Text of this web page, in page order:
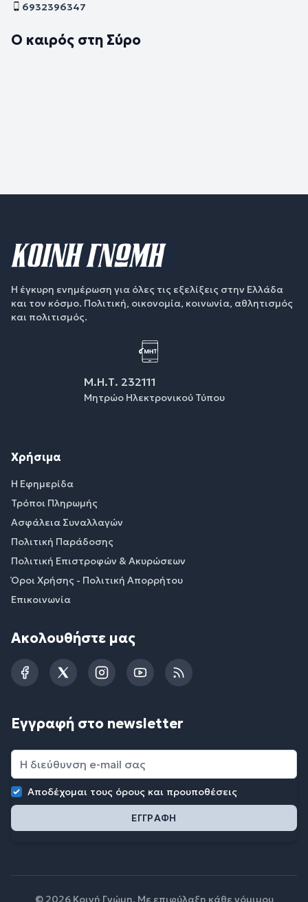
6932396347
Ο καιρός στη Σύρο
Η έγκυρη ενημέρωση για όλες τις εξελίξεις στην Ελλάδα
και τον κόσμο. Πολιτική, οικονομία, κοινωνία, αθλητισμός
και πολιτισμός.
Μ.Η.Τ. 232111
Μητρώο Ηλεκτρονικού Τύπου
Χρήσιμα
Η Εφημερίδα
Τρόποι Πληρωμής
Ασφάλεια Συναλλαγών
Πολιτική Παράδοσης
Πολιτική Επιστροφών & Ακυρώσεων
Όροι Χρήσης - Πολιτική Απορρήτου
Επικοινωνία
Ακολουθήστε μας
FacebookTwitterInstagramYouTubeRSS
Εγγραφή στο newsletter
Αποδέχομαι τους όρους και προυποθέσεις
© 2026 Κοινή Γνώμη. Με επιφύλαξη κάθε νόμιμου